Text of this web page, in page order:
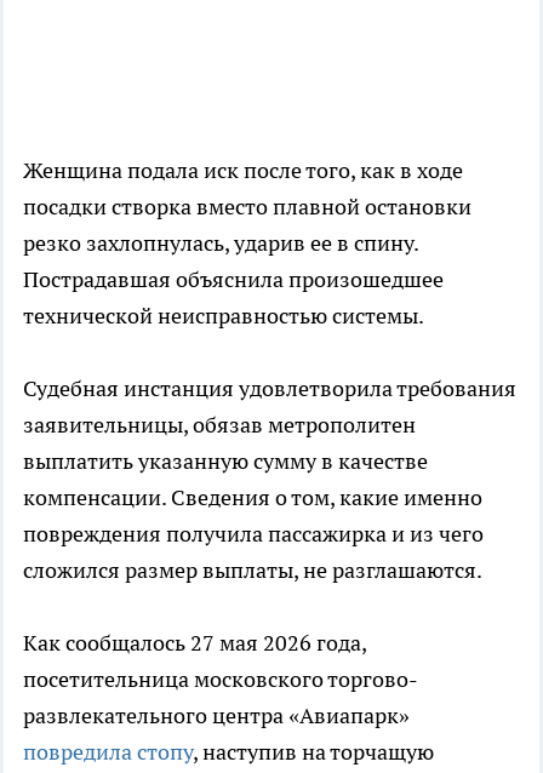
Женщина подала иск после того, как в ходе
посадки створка вместо плавной остановки
резко захлопнулась, ударив ее в спину.
Пострадавшая объяснила произошедшее
технической неисправностью системы.
Судебная инстанция удовлетворила требования
заявительницы, обязав метрополитен
выплатить указанную сумму в качестве
компенсации. Сведения о том, какие именно
повреждения получила пассажирка и из чего
сложился размер выплаты, не разглашаются.
Как сообщалось 27 мая 2026 года,
посетительница московского торгово-
развлекательного центра «Авиапарк»
повредила стопу, наступив на торчащую